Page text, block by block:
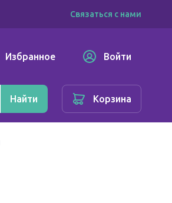
Связаться с нами
Избранное Войти
Найти Корзина